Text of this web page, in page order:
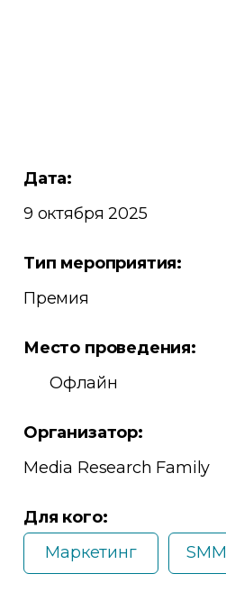
Дата:
9 октября 2025
Тип мероприятия:
Премия
Место проведения:
Офлайн
Организатор:
Media Research Family
Для кого:
Маркетинг
SMM